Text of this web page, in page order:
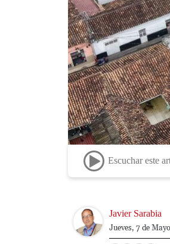
Escuchar este
Image Javier Sarabia
Jueves, 7 de